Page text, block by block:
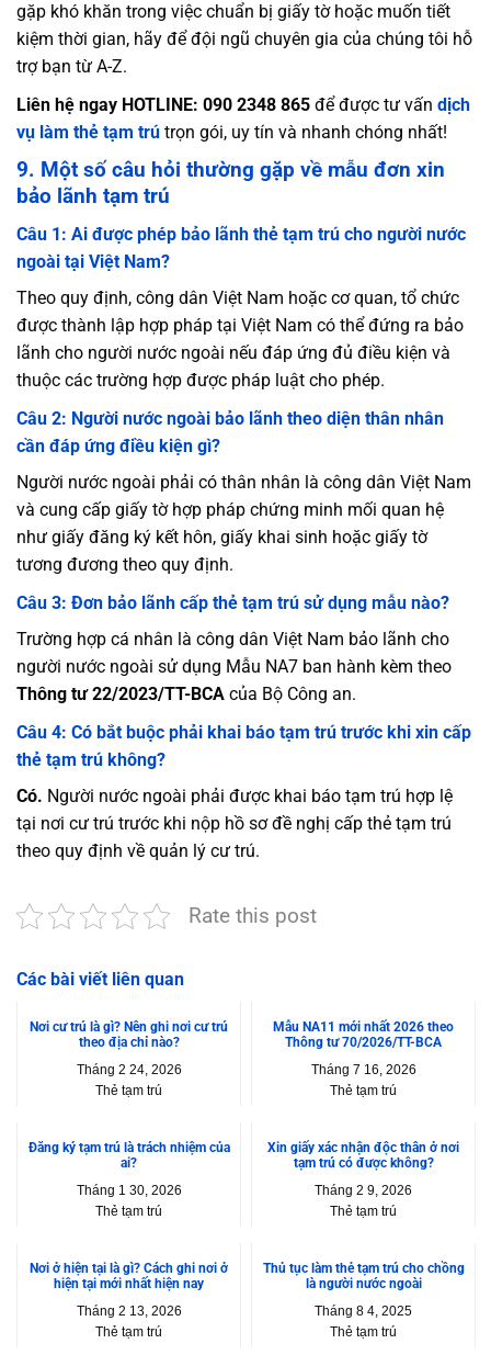
gặp khó khăn trong việc chuẩn bị giấy tờ hoặc muốn tiết
kiệm thời gian, hãy để đội ngũ chuyên gia của chúng tôi hỗ
trợ bạn từ A-Z.
Liên hệ ngay HOTLINE: 090 2348 865 để được tư vấn dịch
vụ làm thẻ tạm trú trọn gói, uy tín và nhanh chóng nhất!
9. Một số câu hỏi thường gặp về mẫu đơn xin
bảo lãnh tạm trú
Câu 1: Ai được phép bảo lãnh thẻ tạm trú cho người nước
ngoài tại Việt Nam?
Theo quy định, công dân Việt Nam hoặc cơ quan, tổ chức
được thành lập hợp pháp tại Việt Nam có thể đứng ra bảo
lãnh cho người nước ngoài nếu đáp ứng đủ điều kiện và
thuộc các trường hợp được pháp luật cho phép.
Câu 2: Người nước ngoài bảo lãnh theo diện thân nhân
cần đáp ứng điều kiện gì?
Người nước ngoài phải có thân nhân là công dân Việt Nam
và cung cấp giấy tờ hợp pháp chứng minh mối quan hệ
như giấy đăng ký kết hôn, giấy khai sinh hoặc giấy tờ
tương đương theo quy định.
Câu 3: Đơn bảo lãnh cấp thẻ tạm trú sử dụng mẫu nào?
Trường hợp cá nhân là công dân Việt Nam bảo lãnh cho
người nước ngoài sử dụng Mẫu NA7 ban hành kèm theo
Thông tư 22/2023/TT-BCA của Bộ Công an.
Câu 4: Có bắt buộc phải khai báo tạm trú trước khi xin cấp
thẻ tạm trú không?
Có. Người nước ngoài phải được khai báo tạm trú hợp lệ
tại nơi cư trú trước khi nộp hồ sơ đề nghị cấp thẻ tạm trú
theo quy định về quản lý cư trú.
Rate this post
Các bài viết liên quan
Nơi cư trú là gì? Nên ghi nơi cư trú
theo địa chỉ nào?
Tháng 2 24, 2026
Thẻ tạm trú
Mẫu NA11 mới nhất 2026 theo
Thông tư 70/2026/TT-BCA
Tháng 7 16, 2026
Thẻ tạm trú
Đăng ký tạm trú là trách nhiệm của
ai?
Tháng 1 30, 2026
Thẻ tạm trú
Xin giấy xác nhận độc thân ở nơi
tạm trú có được không?
Tháng 2 9, 2026
Thẻ tạm trú
Nơi ở hiện tại là gì? Cách ghi nơi ở
hiện tại mới nhất hiện nay
Tháng 2 13, 2026
Thẻ tạm trú
Thủ tục làm thẻ tạm trú cho chồng
là người nước ngoài
Tháng 8 4, 2025
Thẻ tạm trú